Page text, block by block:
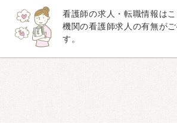
看護師の求人・転職情報は
機関の看護師求人の有無が
す。